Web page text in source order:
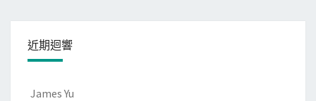
近期迴響
James Yu